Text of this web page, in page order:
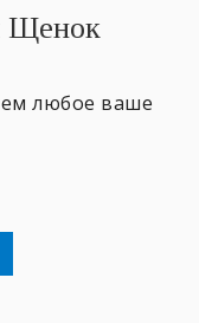
Щенок
любое ваше